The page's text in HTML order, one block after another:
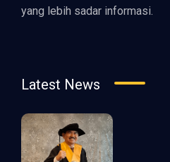
yang lebih sadar informasi.
Latest News